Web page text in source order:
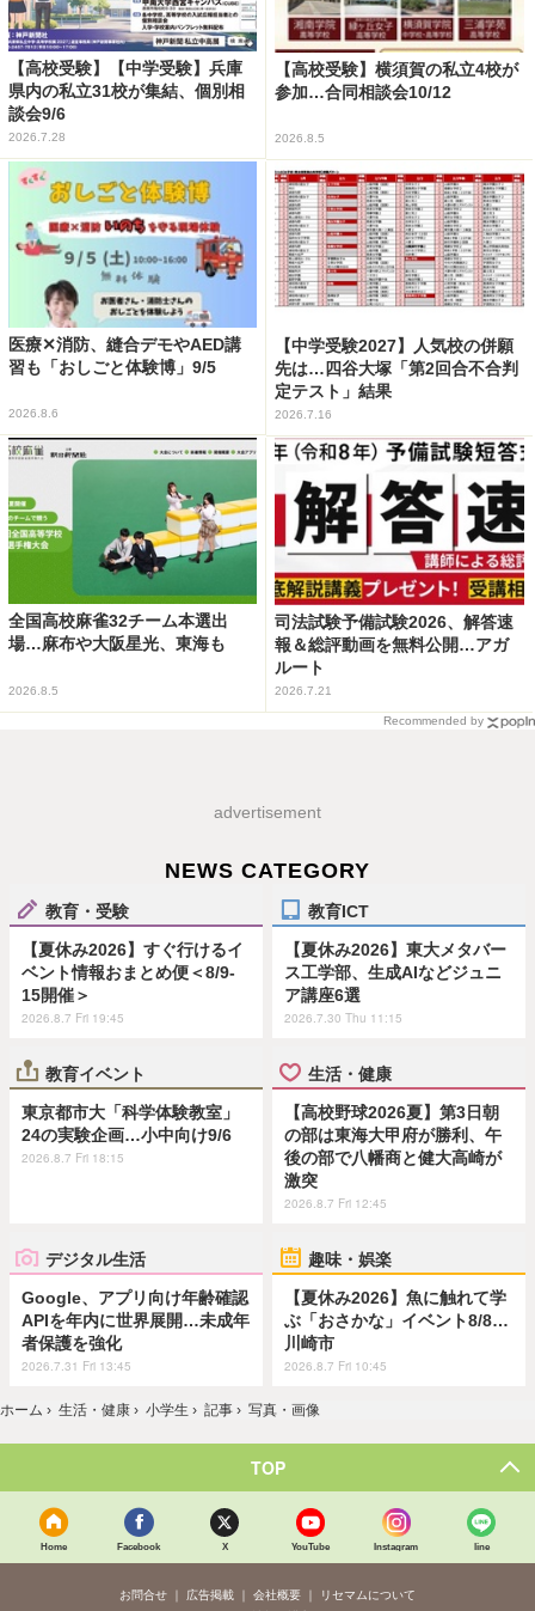
【高校受験】【中学受験】兵庫
県内の私立31校が集結、個別相
談会9/6
2026.7.28
【高校受験】横須賀の私立4校が
参加…合同相談会10/12
2026.8.5
医療✕消防、縫合デモやAED講
習も「おしごと体験博」9/5
2026.8.6
【中学受験2027】人気校の併願
先は…四谷大塚「第2回合不合判
定テスト」結果
2026.7.16
全国高校麻雀32チーム本選出
場…麻布や大阪星光、東海も
2026.8.5
司法試験予備試験2026、解答速
報＆総評動画を無料公開…アガ
ルート
2026.7.21
Recommended by
advertisement
NEWS CATEGORY
教育・受験
【夏休み2026】すぐ行けるイ
ベント情報おまとめ便＜8/9-
15開催＞
2026.8.7 Fri 19:45
教育ICT
【夏休み2026】東大メタバー
ス工学部、生成AIなどジュニ
ア講座6選
2026.7.30 Thu 11:15
教育イベント
東京都市大「科学体験教室」
24の実験企画…小中向け9/6
2026.8.7 Fri 18:15
生活・健康
【高校野球2026夏】第3日朝
の部は東海大甲府が勝利、午
後の部で八幡商と健大高崎が
激突
2026.8.7 Fri 12:45
デジタル生活
Google、アプリ向け年齢確認
APIを年内に世界展開…未成年
者保護を強化
2026.7.31 Fri 13:45
趣味・娯楽
【夏休み2026】魚に触れて学
ぶ「おさかな」イベント8/8…
川崎市
2026.8.7 Fri 10:45
ホーム › 生活・健康 › 小学生 › 記事 › 写真・画像
TOP
Home Facebook X YouTube Instagram line
お問合せ 広告掲載 会社概要
リセマムについて